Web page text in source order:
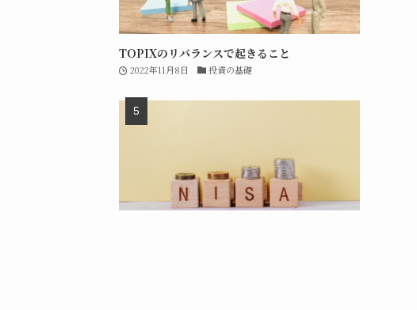
TOPIXのリバランスで起きること
2022年11月8日 投資の基礎